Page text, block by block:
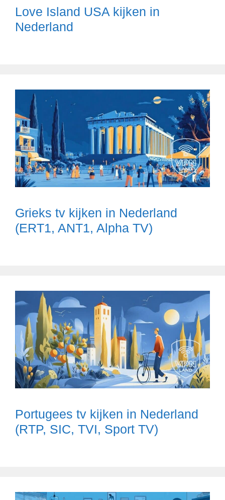
Love Island USA kijken in
Nederland
Grieks tv kijken in Nederland
(ERT1, ANT1, Alpha TV)
Portugees tv kijken in Nederland
(RTP, SIC, TVI, Sport TV)